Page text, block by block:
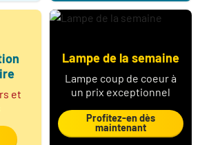
et
Lampe de la semaine
Lampe coup de coeur à
un prix exceptionnel
Profitez-en dès
maintenant